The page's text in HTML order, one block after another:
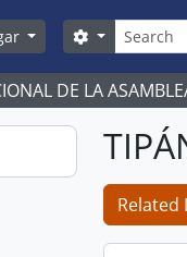
Búsqueda
Search
DE LA
Related